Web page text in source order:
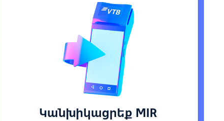
Կանխիկացրեք MIR